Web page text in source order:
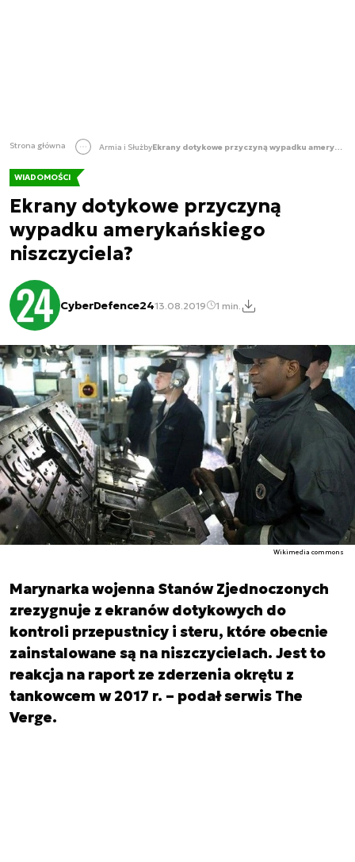
Strona główna Armia i Służby Ekrany dotykowe przyczyną wypadku amerykańskiego niszczyciela?
WIADOMOŚCI
Ekrany dotykowe przyczyną
wypadku amerykańskiego
niszczyciela?
CyberDefence2413.08.2019 1 min.
Wikimedia commons
Marynarka wojenna Stanów Zjednoczonych
zrezygnuje z ekranów dotykowych do
kontroli przepustnicy i steru, które obecnie
zainstalowane są na niszczycielach. Jest to
reakcja na raport ze zderzenia okrętu z
tankowcem w 2017 r. – podał serwis The
Verge.